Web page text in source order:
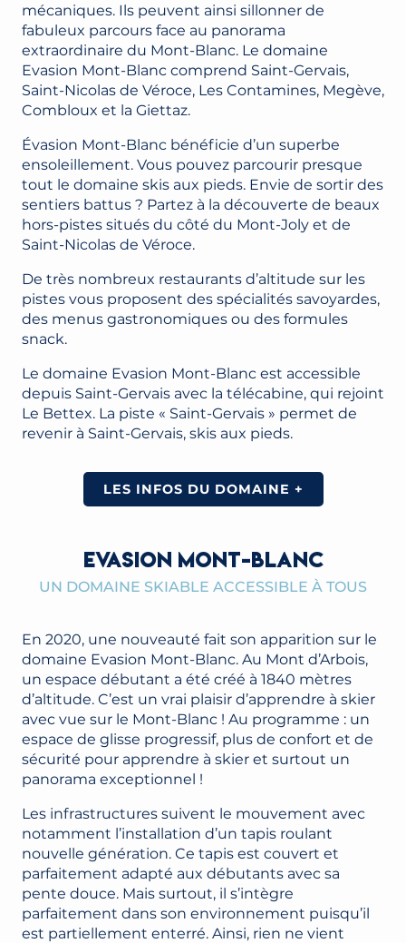
mécaniques. Ils peuvent ainsi sillonner de
fabuleux parcours face au panorama
extraordinaire du Mont-Blanc. Le domaine
Evasion Mont-Blanc comprend Saint-Gervais,
Saint-Nicolas de Véroce, Les Contamines, Megève,
Combloux et la Giettaz.
Évasion Mont-Blanc bénéficie d’un superbe
ensoleillement. Vous pouvez parcourir presque
tout le domaine skis aux pieds. Envie de sortir des
sentiers battus ? Partez à la découverte de beaux
hors-pistes situés du côté du Mont-Joly et de
Saint-Nicolas de Véroce.
De très nombreux restaurants d’altitude sur les
pistes vous proposent des spécialités savoyardes,
des menus gastronomiques ou des formules
snack.
Le domaine Evasion Mont-Blanc est accessible
depuis Saint-Gervais avec la télécabine, qui rejoint
Le Bettex. La piste « Saint-Gervais » permet de
revenir à Saint-Gervais, skis aux pieds.
LES INFOS DU DOMAINE +
EVASION MONT-BLANC
UN DOMAINE SKIABLE ACCESSIBLE À TOUS
En 2020, une nouveauté fait son apparition sur le
domaine Evasion Mont-Blanc. Au Mont d’Arbois,
un espace débutant a été créé à 1840 mètres
d’altitude. C’est un vrai plaisir d’apprendre à skier
avec vue sur le Mont-Blanc ! Au programme : un
espace de glisse progressif, plus de confort et de
sécurité pour apprendre à skier et surtout un
panorama exceptionnel !
Les infrastructures suivent le mouvement avec
notamment l’installation d’un tapis roulant
nouvelle génération. Ce tapis est couvert et
parfaitement adapté aux débutants avec sa
pente douce. Mais surtout, il s’intègre
parfaitement dans son environnement puisqu’il
est partiellement enterré. Ainsi, rien ne vient